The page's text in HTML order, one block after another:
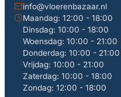
info@vloerenbazaar.nl
Maandag: 12:00 - 18:00
Dinsdag: 10:00 - 18:00
Woensdag: 10:00 - 21:00
Donderdag: 10:00 - 21:00
Vrijdag: 10:00 - 21:00
Zaterdag: 10:00 - 18:00
Zondag: 12:00 - 18:00